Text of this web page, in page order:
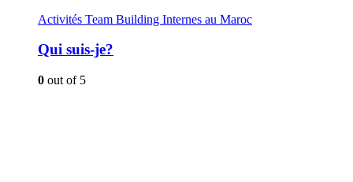
Activités Team Building Internes au Maroc
Qui suis-je?
0 out of 5